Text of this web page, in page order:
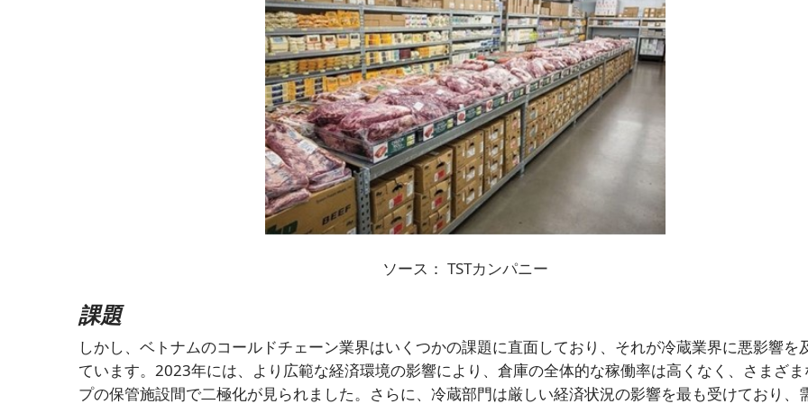
ソース： TSTカンパニー
課題
しかし、ベトナムのコールドチェーン業界はいくつかの課題に直面しており、それが冷蔵業界に悪影響を
ています。2023年には、より広範な経済環境の影響により、倉庫の全体的な稼働率は高くなく、さまざま
プの保管施設間で二極化が見られました。さらに、冷蔵部門は厳しい経済状況の影響を最も受けており、